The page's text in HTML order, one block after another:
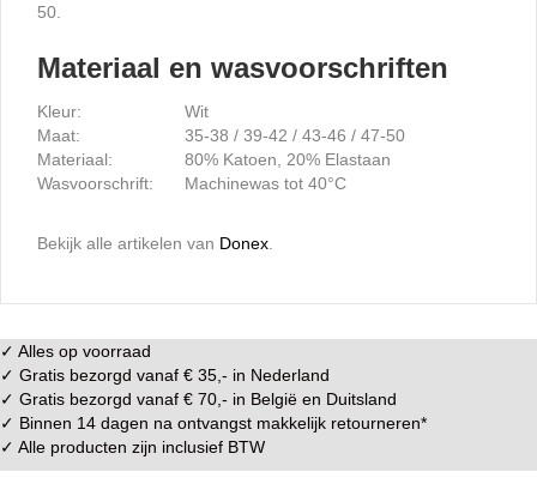
50.
Materiaal en wasvoorschriften
Kleur:
Wit
Maat:
35-38 / 39-42 / 43-46 / 47-50
Materiaal:
80% Katoen, 20% Elastaan
Wasvoorschrift:
Machinewas tot 40°C
Bekijk alle artikelen van Donex
✓ Alles op voorraad
✓ Gratis bezorgd vanaf € 35,- in Nederland
✓ Gratis bezorgd vanaf € 70,- in België en Duitsland
✓ Binnen 14 dagen na ontvangst makkelijk retourneren*
✓ Alle producten zijn inclusief BTW